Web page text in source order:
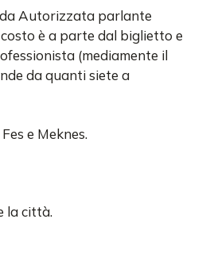
Autorizzata parlante
è a parte dal biglietto e
(mediamente il
da quanti siete a
e Meknes.
la città.